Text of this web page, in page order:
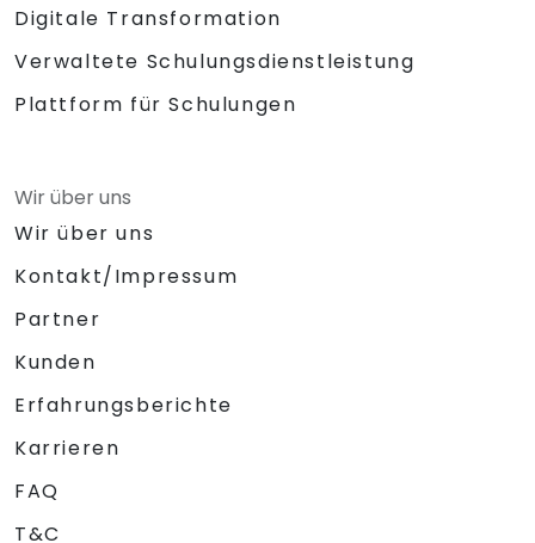
Digitale Transformation
Verwaltete Schulungsdienstleistung
Plattform für Schulungen
Wir über uns
Wir über uns
Kontakt/Impressum
Partner
Kunden
Erfahrungsberichte
Karrieren
FAQ
T&C